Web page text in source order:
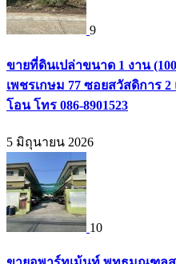
9
ขายที่ดินเปล่าขนาด 1 งาน
เพชรเกษม 77 ซอยสวัสดิการ 2
โอน โทร 086-8901523
5 มิถุนายน 2026
10